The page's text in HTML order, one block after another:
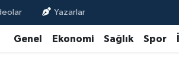
Yazarlar
Genel Ekonomi Sağlık Spor